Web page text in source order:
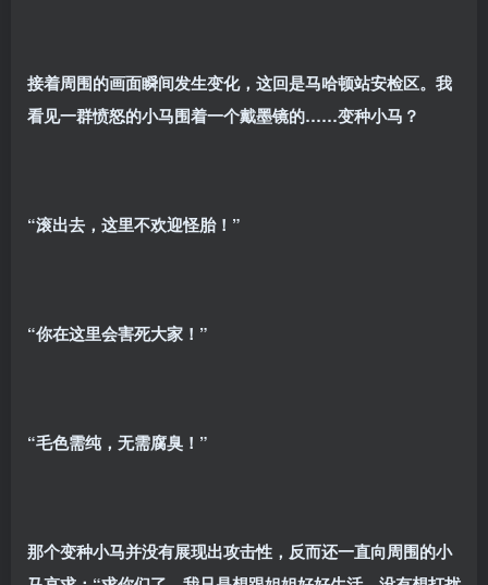
接着周围的画面瞬间发生变化，这回是马哈顿站安检区。我
看见一群愤怒的小马围着一个戴墨镜的……变种小马？
“滚出去，这里不欢迎怪胎！”
“你在这里会害死大家！”
“毛色需纯，无需腐臭！”
那个变种小马并没有展现出攻击性，反而还一直向周围的小